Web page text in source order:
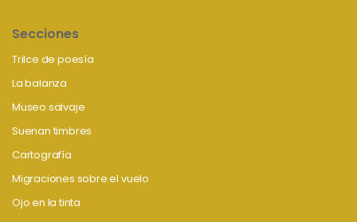
Secciones
Trilce de poesía
La balanza
Museo salvaje
Suenan timbres
Cartografía
Migraciones sobre el vuelo
Ojo en la tinta